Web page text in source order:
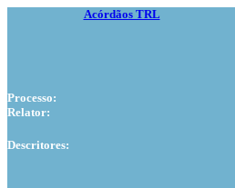
Acórdãos TRL
Processo:
Relator:
Descritores: